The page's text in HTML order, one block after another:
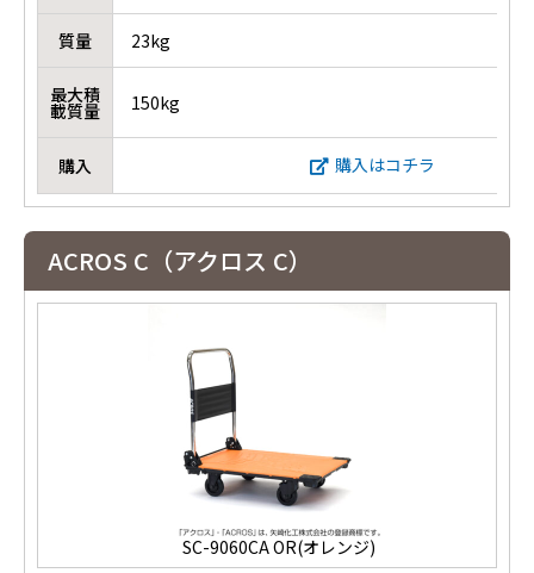
質量 23kg
最大積
載質量 150kg
購入 購入はコチラ
ACROS C（アクロス C）
SC-9060CA OR(オレンジ)